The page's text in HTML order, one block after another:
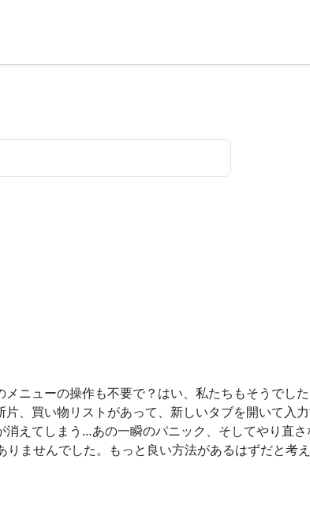
ニューの操作も不要で？はい、私たちもそうでし
、買い物リストがあって、新しいタブを開いて入
えてしまう…あの一瞬のパニック、そしてやり直
ませんでした。もっと良い方法があるはずだと考